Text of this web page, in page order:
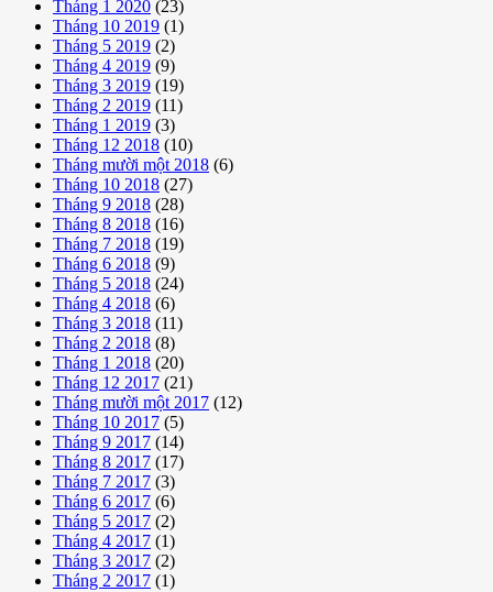
Tháng 1 2020 (23)
Tháng 10 2019 (1)
Tháng 5 2019 (2)
Tháng 4 2019 (9)
Tháng 3 2019 (19)
Tháng 2 2019 (11)
Tháng 1 2019 (3)
Tháng 12 2018 (10)
Tháng mười một 2018 (6)
Tháng 10 2018 (27)
Tháng 9 2018 (28)
Tháng 8 2018 (16)
Tháng 7 2018 (19)
Tháng 6 2018 (9)
Tháng 5 2018 (24)
Tháng 4 2018 (6)
Tháng 3 2018 (11)
Tháng 2 2018 (8)
Tháng 1 2018 (20)
Tháng 12 2017 (21)
Tháng mười một 2017 (12)
Tháng 10 2017 (5)
Tháng 9 2017 (14)
Tháng 8 2017 (17)
Tháng 7 2017 (3)
Tháng 6 2017 (6)
Tháng 5 2017 (2)
Tháng 4 2017 (1)
Tháng 3 2017 (2)
Tháng 2 2017 (1)